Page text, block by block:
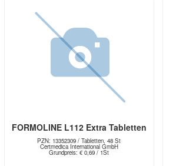
FORMOLINE L112 Extra Tabletten
PZN: 13352309 / Tabletten, 48 St
Certmedica International GmbH
Grundpreis: € 0,69 / 1St